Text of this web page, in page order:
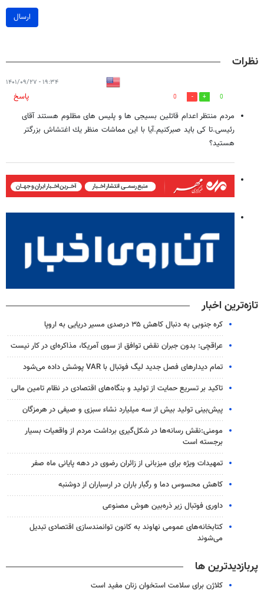
ارسال
نظرات
۱۹:۳۴ - ۱۴۰۱/۰۹/۲۷
0
0
پاسخ
مردم منتظر اعدام قاتلين بسيجى ها و پليس هاى مظلوم هستند آقاى
رئيسى.تا كى بايد صبركنيم.آيا با اين مماشات منظر يك اغتشاش بزرگتر
هستيد؟
تازه‌ترین اخبار
کره جنوبی به دنبال کاهش ۳۵ درصدی مسیر دریایی به اروپا
عراقچی: بدون جبران نقض توافق از سوی آمریکا، مذاکره‌ای در کار نیست
تمام دیدارهای فصل جدید لیگ فوتبال با VAR پوشش داده می‌شود
تاکید بر تسریع حمایت از تولید و بنگاه‌های اقتصادی در نظام تامین مالی
پیش‌بینی تولید بیش از سه میلیارد نشاء سبزی و صیفی در هرمزگان
مومنی:نقش رسانه‌ها در شکل‌گیری برداشت مردم از واقعیات بسیار
برجسته است
تمهیدات ویژه برای میزبانی از زائران رضوی در دهه پایانی ماه صفر
کاهش محسوس دما و رگبار باران در ارسباران از دوشنبه
داوری فوتبال زیر ذره‌بین هوش مصنوعی
کتابخانه‌های عمومی نهاوند به کانون توانمندسازی اقتصادی تبدیل
می‌شوند
پربازدیدترین ها
کلاژن برای سلامت استخوان زنان مفید است